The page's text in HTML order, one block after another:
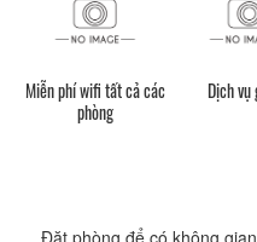
Miễn phí wifi tất cả các
phòng
Dịch
Đặt phòng để có không